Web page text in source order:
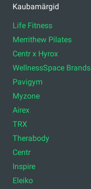
Kaubamärgid
Life Fitness
Merrithew Pilates
Centr x Hyrox
WellnessSpace Brands
Pavigym
Myzone
Airex
TRX
Therabody
Centr
Inspire
Eleiko